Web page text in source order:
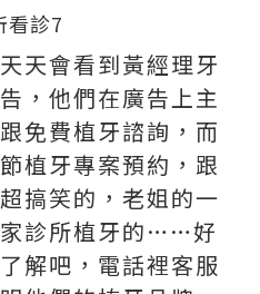
天會看到黃經理牙
，他們在廣告上主
免費植牙諮詢，而
植牙專案預約，跟
搞笑的，老姐的一
診所植牙的……好
解吧，電話裡客服